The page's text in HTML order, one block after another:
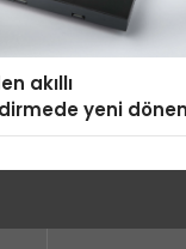
akıllı
yeni
Türkiye’de